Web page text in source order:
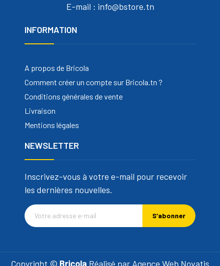
E-mail : info@bstore.tn
INFORMATION
A propos de Bricola
Comment créer un compte sur Bricola.tn ?
Conditions générales de vente
Livraison
Mentions légales
NEWSLETTER
Inscrivez-vous à votre e-mail pour recevoir
les dernières nouvelles.
S’abonner
Copyright © Bricola Réalisé par Agence Web Novatis